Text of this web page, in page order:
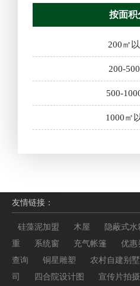
按面积
200㎡
200-
500-
1000㎡
友情链接：
硅藻泥加盟 木屋 隐蔽式水
重
系统窗 充气帐篷 优惠
查询
铜星雕塑 农村自建别墅
司
四合院设计图 宣传片拍摄